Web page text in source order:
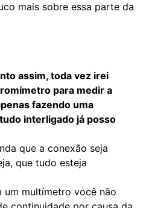
mais sobre essa parte da
assim, toda vez irei
para medir a
fazendo uma
interligado já posso
que a conexão seja
que tudo esteja
um multímetro você não